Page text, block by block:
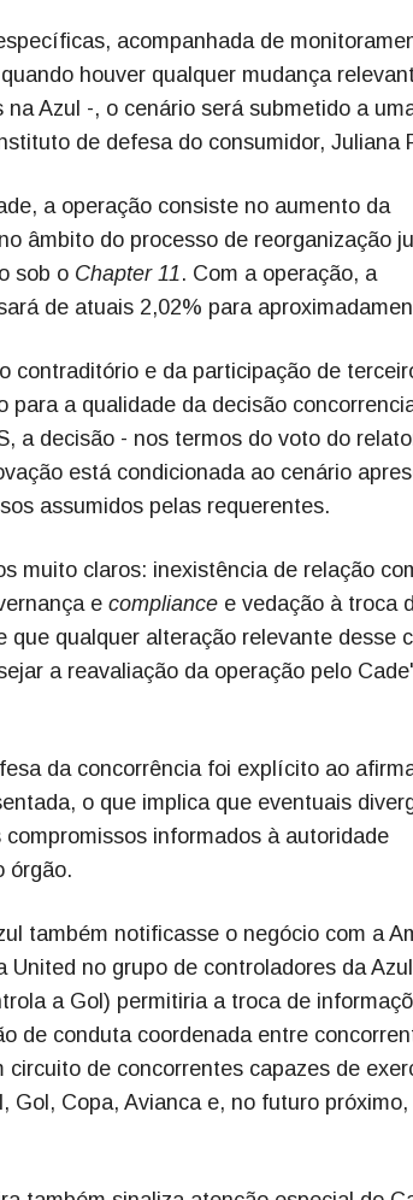
acompanhada de
houver qualquer mudança
Azul -, o cenário será submetido a
de defesa do consumidor, Juliana
a operação consiste no aumento da
âmbito do processo de reorganização
sob o Chapter 11 . Com a operação, a
de atuais 2,02% para
contraditório e da participação de
a qualidade da decisão
a decisão - nos termos do voto do
está condicionada ao cenário
assumidos pelas requerentes.
muito claros: inexistência de relação
e compliance e vedação à troca
qualquer alteração relevante desse
a reavaliação da operação pelo
da concorrência foi explícito ao
o que implica que eventuais
informados à autoridade
órgão.
também notificasse o negócio com a
no grupo de controladores da
a Gol) permitiria a troca de
de conduta coordenada entre
de concorrentes capazes de
Gol, Copa, Avianca e, no futuro próximo,